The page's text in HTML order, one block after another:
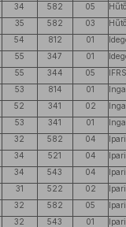
34 582 05
35 582 03
54 812 01
55 347 01
55 344 05
53 814 01
52 341 02
53 341 01
32 582 04
34 521 04
34 543 04
31 522 02
32 582 05
32 543 01